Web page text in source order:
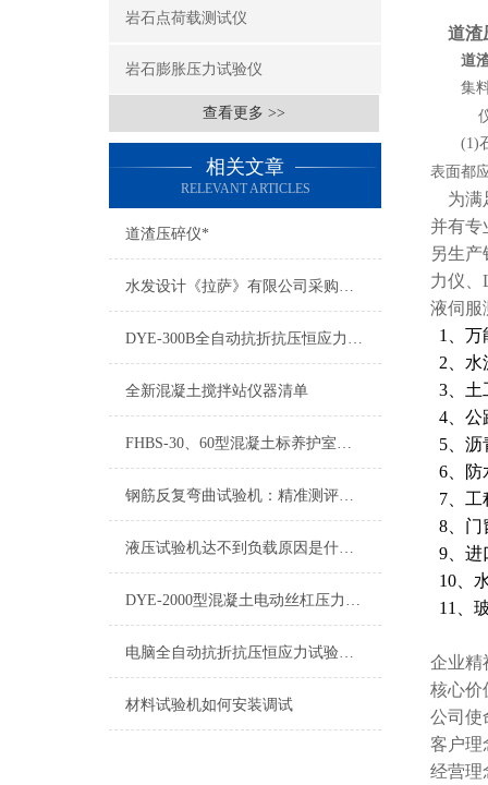
岩石点荷载测试仪
岩石膨胀压力试验仪
查看更多 >>
相关文章
RELEVANT ARTICLES
道渣压碎仪*
水发设计《拉萨》有限公司采购水利仪器一批
DYE-300B全自动抗折抗压恒应力试验机电子版说明书
全新混凝土搅拌站仪器清单
FHBS-30、60型混凝土标养护室自动控制仪终身维修
钢筋反复弯曲试验机：精准测评，韧性可知
液压试验机达不到负载原因是什么呢？
DYE-2000型混凝土电动丝杠压力试验机安装及调试
电脑全自动抗折抗压恒应力试验机厂家
材料试验机如何安装调试
道渣
道
集料
(1)石
表面都
为满
并有专
另生产
力仪、
液伺服
1、
2、水
3、土
4、公
5、沥
6、防
7、工
8、门
9、进
10、
11、
企业精
核心价
公司使
客户理
经营理